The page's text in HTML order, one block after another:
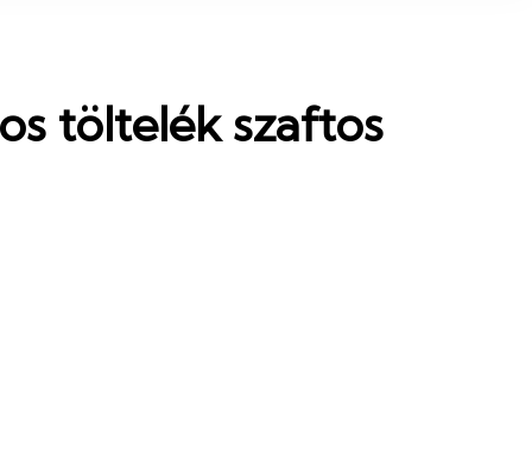
töltelék szaftos